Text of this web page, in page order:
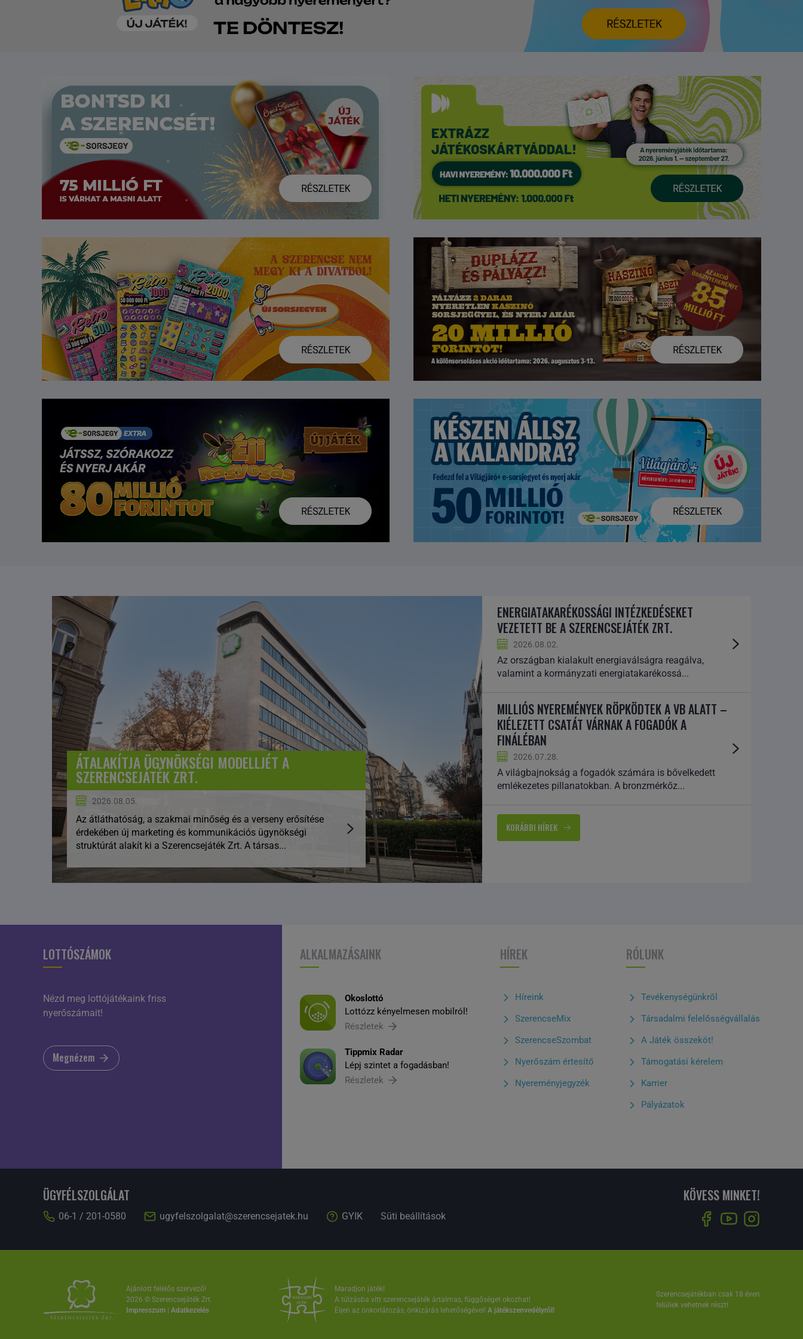
ÁTALAKÍTJA ÜGYNÖKSÉGI MODELLJÉT A
SZERENCSEJÁTÉK ZRT.
2026.08.05.
Az átláthatóság, a szakmai minőség és a verseny erősítése
érdekében új marketing és kommunikációs ügynökségi
struktúrát alakít ki a Szerencsejáték Zrt. A társas...
ENERGIATAKARÉKOSSÁGI INTÉZKEDÉSEKET
VEZETETT BE A SZERENCSEJÁTÉK ZRT.
2026.08.02.
Az országban kialakult energiaválságra reagálva,
valamint a kormányzati energiatakarékossá...
MILLIÓS NYEREMÉNYEK RÖPKÖDTEK A VB ALATT –
KIÉLEZETT CSATÁT VÁRNAK A FOGADÓK A
FINÁLÉBAN
2026.07.28.
A világbajnokság a fogadók számára is bővelkedett
emlékezetes pillanatokban. A bronzmérkőz...
KORÁBBI HÍREK
LOTTÓSZÁMOK
Nézd meg lottójátékaink friss
nyerőszámait!
Megnézem
ALKALMAZÁSAINK
Okoslottó
Lottózz kényelmesen mobilról!
Részletek
Tippmix Radar
Lépj szintet a fogadásban!
Részletek
HÍREK
Híreink
SzerencseMix
SzerencseSzombat
Nyerőszám értesítő
Nyereményjegyzék
RÓLUNK
Tevékenységünkről
Társadalmi felelősségvállalás
A Játék összeköt!
Támogatási kérelem
Karrier
Pályázatok
ÜGYFÉLSZOLGÁLAT
06-1 / 201-0580 ugyfelszolgalat@szerencsejatek.hu GYIK Süti beállítások
KÖVESS MINKET!
Ajánlott felelős szervező!
2026 © Szerencsejáték Zrt.
Impresszum
Adatkezelés
Maradjon játék!
A túlzásba vitt szerencsejáték ártalmas, függőséget okozhat!
Éljen az önkorlátozás, önkizárás lehetőségével! A játékszenvedélyről!
Szerencsejátékban csak 18 éven
felüliek vehetnek részt!